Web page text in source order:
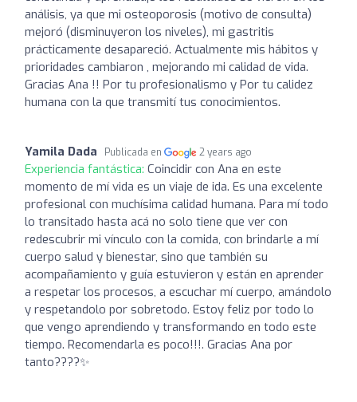
análisis, ya que mi osteoporosis (motivo de consulta)
mejoró (disminuyeron los niveles), mi gastritis
prácticamente desapareció. Actualmente mis hábitos y
prioridades cambiaron , mejorando mi calidad de vida.
Gracias Ana !! Por tu profesionalismo y Por tu calidez
humana con la que transmití tus conocimientos.
Yamila Dada Publicada en 2 years ago
Experiencia fantástica: Coincidir con Ana en este
momento de mí vida es un viaje de ida. Es una excelente
profesional con muchísima calidad humana. Para mí todo
lo transitado hasta acá no solo tiene que ver con
redescubrir mi vínculo con la comida, con brindarle a mí
cuerpo salud y bienestar, sino que también su
acompañamiento y guía estuvieron y están en aprender
a respetar los procesos, a escuchar mí cuerpo, amándolo
y respetandolo por sobretodo. Estoy feliz por todo lo
que vengo aprendiendo y transformando en todo este
tiempo. Recomendarla es poco!!!. Gracias Ana por
tanto????✨